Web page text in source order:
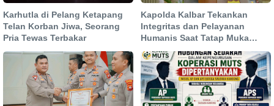
Karhutla di Pelang Ketapang
Telan Korban Jiwa, Seorang
Pria Tewas Terbakar
Kapolda Kalbar Tekankan
Integritas dan Pelayanan
Humanis Saat Tatap Muka
dengan Personel Polres
Ketapang